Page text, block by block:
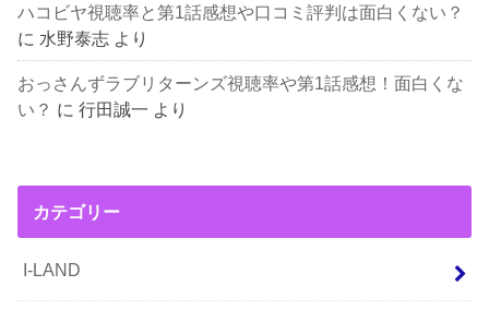
ハコビヤ視聴率と第1話感想や口コミ評判は面白くない？
に 水野泰志 より
おっさんずラブリターンズ視聴率や第1話感想！面白くな
い？ に行田誠一 より
カテゴリー
I-LAND